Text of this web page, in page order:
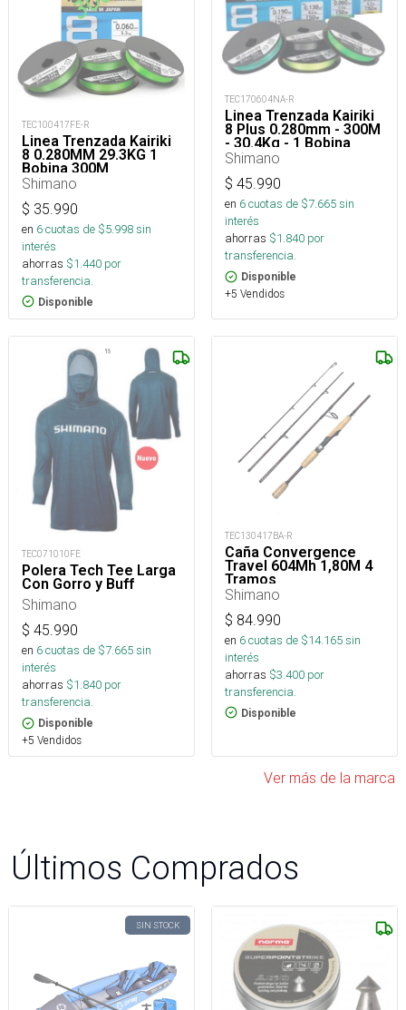
TEC100417FE-R
Linea Trenzada Kairiki
8 0.280MM 29.3KG 1
Bobina 300M
Shimano
$ 35.990
en 6cuotas de $5.998sin
interés
ahorras $1.440 por
transferencia.
Disponible
TEC170604NA-R
Linea Trenzada Kairiki
8 Plus 0.280mm - 300M
- 30.4Kg - 1 Bobina
300M
Shimano
$ 45.990
en 6cuotas de $7.665sin
interés
ahorras $1.840 por
transferencia.
Disponible
+5 Vendidos
TEC071010FE
Polera Tech Tee Larga
Con Gorro y Buff
Shimano
$ 45.990
en 6cuotas de $7.665sin
interés
ahorras $1.840 por
transferencia.
Disponible
+5 Vendidos
TEC130417BA-R
Caña Convergence
Travel 604Mh 1,80M 4
Tramos
Cvs60mh4saco_
Shimano
$ 84.990
en 6cuotas de $14.165sin
interés
ahorras $3.400 por
transferencia.
Disponible
Ver más de la marca
Últimos Comprados
SIN STOCK